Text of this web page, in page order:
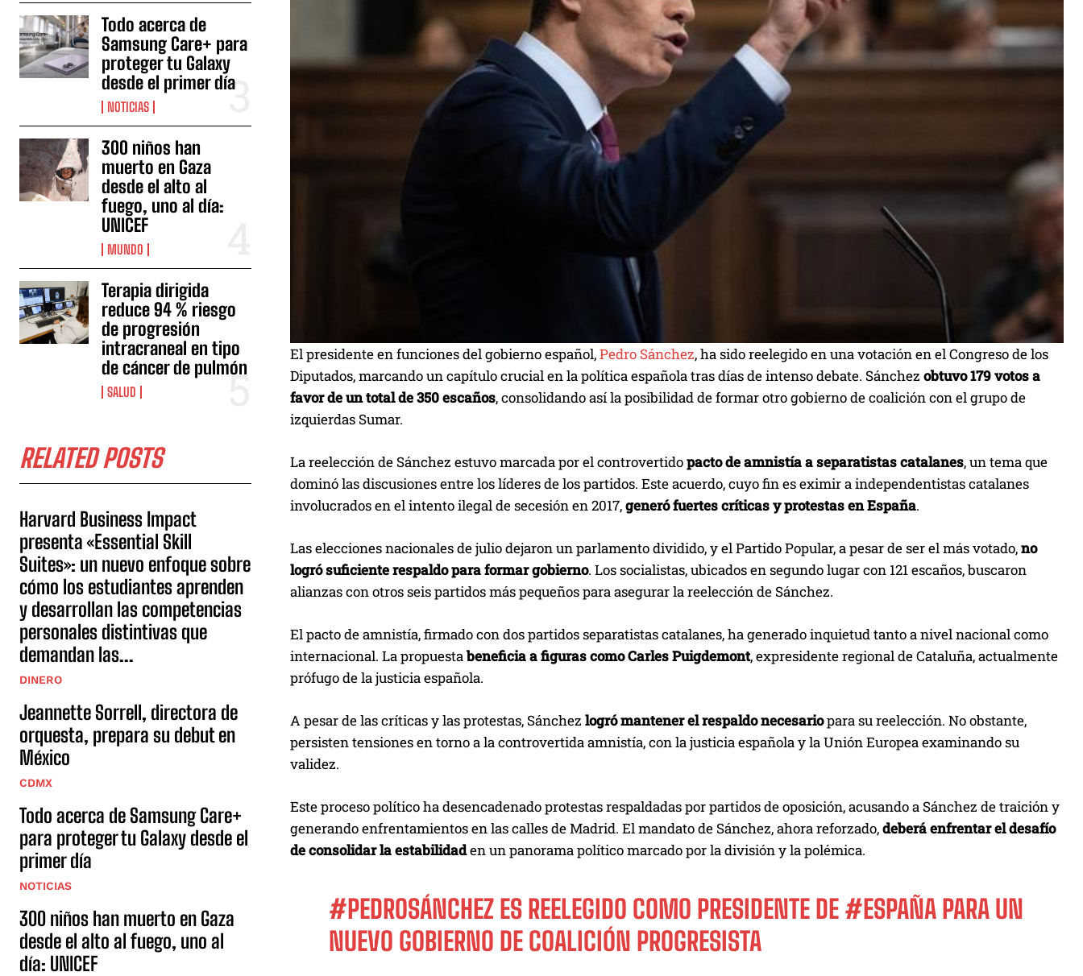
Todo acerca de
Samsung Care+ para
proteger tu Galaxy
desde el primer día
NOTICIAS
300 niños han
muerto en Gaza
desde el alto al
fuego, uno al día:
UNICEF
MUNDO
Terapia dirigida
reduce 94 % riesgo
de progresión
intracraneal en tipo
de cáncer de pulmón
SALUD
RELATED POSTS
Harvard Business Impact
presenta «Essential Skill
Suites»: un nuevo enfoque sobre
cómo los estudiantes aprenden
y desarrollan las competencias
personales distintivas que
demandan las...
DINERO
Jeannette Sorrell, directora de
orquesta, prepara su debut en
México
CDMX
Todo acerca de Samsung Care+
para proteger tu Galaxy desde el
primer día
NOTICIAS
300 niños han muerto en Gaza
desde el alto al fuego, uno al
día: UNICEF
El presidente en funciones del gobierno español,Pedro Sánchez, ha sido reelegido en una votación en el Congreso de los
Diputados, marcando un capítulo crucial en la política española tras días de intenso debate. Sánchez obtuvo 179 votos a
favor de un total de 350 escaños, consolidando así la posibilidad de formar otro gobierno de coalición con el grupo de
izquierdas Sumar.
La reelección de Sánchez estuvo marcada por el controvertidopacto de amnistía a separatistas catalanes, un tema que
dominó las discusiones entre los líderes de los partidos. Este acuerdo, cuyo fin es eximir a independentistas catalanes
involucrados en el intento ilegal de secesión en 2017,generó fuertes críticas y protestas en España.
Las elecciones nacionales de julio dejaron un parlamento dividido, y el Partido Popular, a pesar de ser el más votado,no
logró suficiente respaldo para formar gobierno. Los socialistas, ubicados en segundo lugar con 121 escaños, buscaron
alianzas con otros seis partidos más pequeños para asegurar la reelección de Sánchez.
El pacto de amnistía, firmado con dos partidos separatistas catalanes, ha generado inquietud tanto a nivel nacional como
internacional. La propuestabeneficia a figuras como Carles Puigdemont, expresidente regional de Cataluña, actualmente
prófugo de la justicia española.
A pesar de las críticas y las protestas, Sánchez logró mantener el respaldo necesariopara su reelección. No obstante,
persisten tensiones en torno a la controvertida amnistía, con la justicia española y la Unión Europea examinando su
validez.
Este proceso político ha desencadenado protestas respaldadas por partidos de oposición, acusando a Sánchez de traición y
generando enfrentamientos en las calles de Madrid. El mandato de Sánchez, ahora reforzado,deberá enfrentar el desafío
de consolidar la estabilidaden un panorama político marcado por la división y la polémica.
#PEDROSÁNCHEZ ES REELEGIDO COMO PRESIDENTE DE #ESPAÑA PARA UN
NUEVO GOBIERNO DE COALICIÓN PROGRESISTA